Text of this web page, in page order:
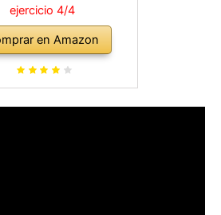
ejercicio 4/4
en Amazon